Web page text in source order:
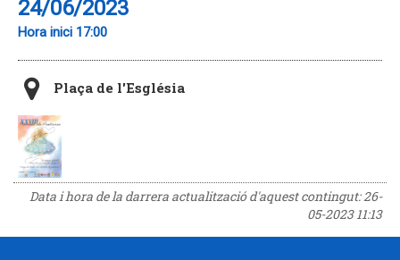
24/06/2023
Hora inici 17:00
Plaça de l'Església
Data i hora de la darrera actualització d'aquest contingut:26-
05-2023 11:13